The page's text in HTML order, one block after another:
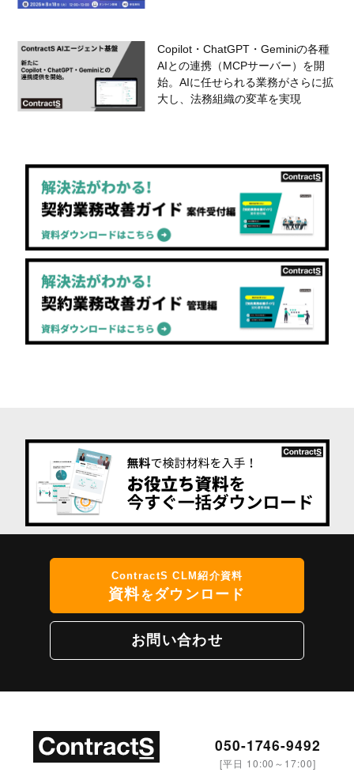
Copilot・ChatGPT・Geminiの各種
AIとの連携（MCPサーバー）を開
始。AIに任せられる業務がさらに拡
大し、法務組織の変革を実現
ContractS CLM紹介資料
資料をダウンロード
お問い合わせ
050-1746-9492
[平日 10:00～17:00]